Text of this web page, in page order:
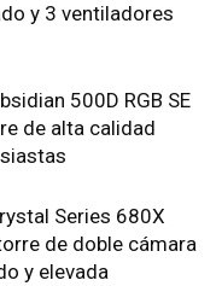
y 3 ventiladores
500D RGB SE
de alta calidad
Series 680X
de doble cámara
y elevada